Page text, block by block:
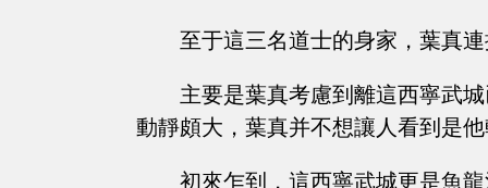
至于這三名道士的身家，葉真
主要是葉真考慮到離這西寧武
動靜頗大，葉真并不想讓人看到是
初來乍到，這西寧武城更是魚